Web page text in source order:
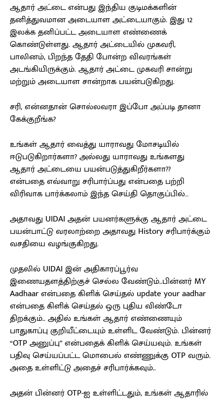
ஆதார் அட்டை என்பது இந்திய குடிமக்களின்
தனித்துவமான அடையாள அட்டையாகும். இது 12
இலக்க தனிப்பட்ட அடையாள எண்ணைக்
கொண்டுள்ளது. ஆதார் அட்டையில் முகவரி,
பாலினம், பிறந்த தேதி போன்ற விவரங்கள்
அடங்கியிருக்கும். ஆதார் அட்டை முகவரி சான்று
மற்றும் அடையாள சான்றாக பயன்படுகிறது.
சரி, என்னதான் சொல்லவரா இப்போ அப்படி தானா
கேக்குறீங்க?
உங்கள் ஆதார் வைத்து யாராவது மோசடியில்
ஈடுபடுகிறார்களா? அல்லது யாராவது உங்களது
ஆதார் அட்டையை பயன்படுத்துகிறீர்களா??
என்பதை எவ்வாறு சரிபார்ப்பது என்பதை பற்றி
விரிவாக பார்க்கலாம் இந்த செய்தி தொகுப்பில்…
அதாவது UIDAI அதன் பயனர்களுக்கு ஆதார் அட்டை
பயன்பாட்டு வரலாற்றை அதாவது History சரிபார்க்கும்
வசதியை வழங்குகிறது.
முதலில் UIDAI இன் அதிகாரப்பூர்வ
இணையதளத்திற்குச் செல்ல வேண்டும்..பின்னர் MY
Aadhaar என்பதை கிளிக் செய்தல் update your aadhar
என்பதை கிளிக் செய்தல் ஒரு புதிய விண்டோ
திறக்கும்.. அதில் உங்கள் ஆதார் எண்ணையும்
பாதுகாப்பு குறியீட்டையும் உள்ளிட வேண்டும். பின்னர்
“OTP அனுப்பு” என்பதைக் கிளிக் செய்யவும். உங்கள்
பதிவு செய்யப்பட்ட மொபைல் எண்ணுக்கு OTP வரும்.
அதை உள்ளிட்டு அதைச் சரிபார்க்கவும்..
அதன் பின்னர் OTP-ஐ உள்ளிட்டதும், உங்கள் ஆதாரில்